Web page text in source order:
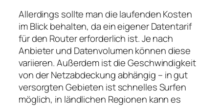
Allerdings sollte man die laufenden Kosten
im Blick behalten, da ein eigener Datentarif
für den Router erforderlich ist. Je nach
Anbieter und Datenvolumen können diese
variieren. Außerdem ist die Geschwindigkeit
von der Netzabdeckung abhängig – in gut
versorgten Gebieten ist schnelles Surfen
möglich, in ländlichen Regionen kann es